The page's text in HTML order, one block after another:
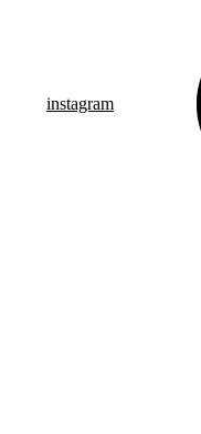
instagram